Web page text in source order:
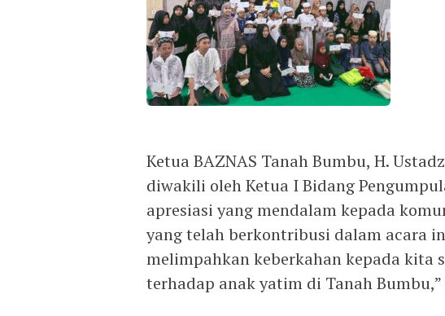
Ketua BAZNAS Tanah Bumbu, H.
diwakili oleh Ketua I Bidang
apresiasi yang mendalam kepada
yang telah berkontribusi dalam acara
melimpahkan keberkahan kepada kita
terhadap anak yatim di Tanah